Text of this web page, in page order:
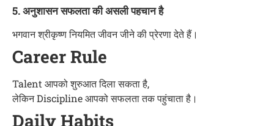
5. अनुशासन सफलता की असली पहचान है
भगवान श्रीकृष्ण नियमित जीवन जीने की प्रेरणा देते हैं।
Career Rule
Talent आपको शुरुआत दिला सकता है,
लेकिन Discipline आपको सफलता तक पहुंचाता है।
Daily Habits